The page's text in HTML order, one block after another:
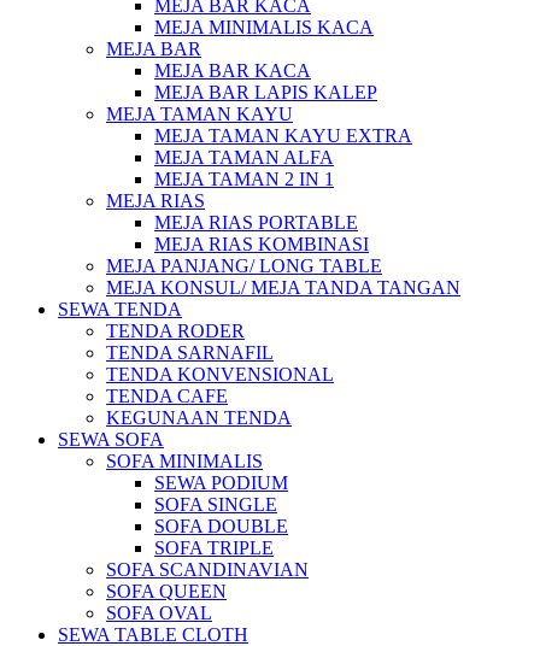
MEJA BAR KACA
MEJA MINIMALIS KACA
MEJA BAR
MEJA BAR KACA
MEJA BAR LAPIS KALEP
MEJA TAMAN KAYU
MEJA TAMAN KAYU EXTRA
MEJA TAMAN ALFA
MEJA TAMAN 2 IN 1
MEJA RIAS
MEJA RIAS PORTABLE
MEJA RIAS KOMBINASI
MEJA PANJANG/ LONG TABLE
MEJA KONSUL/ MEJA TANDA TANGAN
SEWA TENDA
TENDA RODER
TENDA SARNAFIL
TENDA KONVENSIONAL
TENDA CAFE
KEGUNAAN TENDA
SEWA SOFA
SOFA MINIMALIS
SEWA PODIUM
SOFA SINGLE
SOFA DOUBLE
SOFA TRIPLE
SOFA SCANDINAVIAN
SOFA QUEEN
SOFA OVAL
SEWA TABLE CLOTH